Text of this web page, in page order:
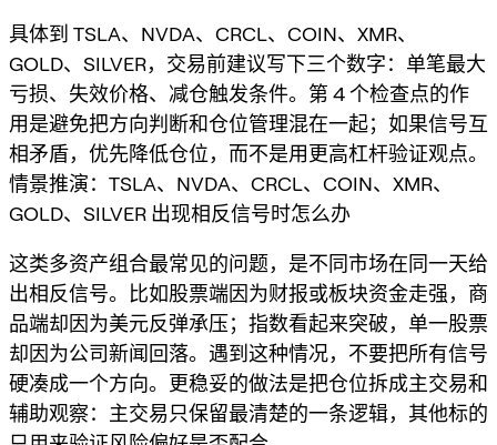
具体到 TSLA、NVDA、CRCL、COIN、XMR、
GOLD、SILVER，交易前建议写下三个数字：单笔最大
亏损、失效价格、减仓触发条件。第 4 个检查点的作
用是避免把方向判断和仓位管理混在一起；如果信号互
相矛盾，优先降低仓位，而不是用更高杠杆验证观点。
情景推演：TSLA、NVDA、CRCL、COIN、XMR、
GOLD、SILVER 出现相反信号时怎么办
这类多资产组合最常见的问题，是不同市场在同一天给
出相反信号。比如股票端因为财报或板块资金走强，商
品端却因为美元反弹承压；指数看起来突破，单一股票
却因为公司新闻回落。遇到这种情况，不要把所有信号
硬凑成一个方向。更稳妥的做法是把仓位拆成主交易和
辅助观察：主交易只保留最清楚的一条逻辑，其他标的